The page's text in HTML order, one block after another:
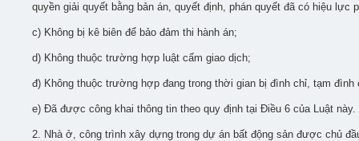
quyền giải quyết bằng bản án, quyết định, phán quyết đã có hiệu lực
c) Không bị kê biên để bảo đảm thi hành án;
d) Không thuộc trường hợp luật cấm giao dịch;
đ) Không thuộc trường hợp đang trong thời gian bị đình chỉ, tạm đình
e) Đã được công khai thông tin theo quy định tại Điều 6 của Luật này.
2. Nhà ở, công trình xây dựng trong dự án bất động sản được chủ